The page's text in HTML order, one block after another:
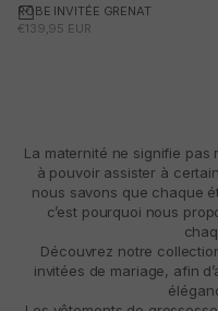
Choisissez des options
ROBE INVITÉE GRENAT
PRIX PROMOTIONNEL
€139,95 EUR
La maternité ne signifie
à pouvoir assister à
nous savons que chaque
c’est pourquoi nous
Découvrez notre
invitées de mariage, afin